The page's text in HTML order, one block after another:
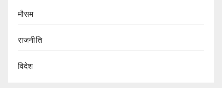
मौसम
राजनीति
विदेश